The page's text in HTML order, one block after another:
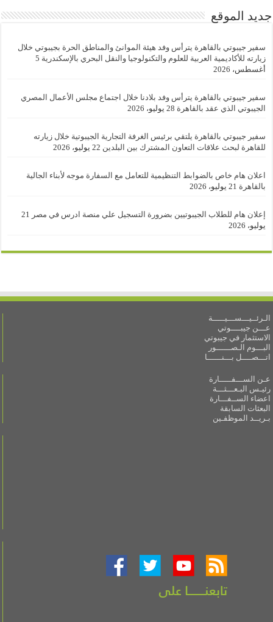
جديد الموقع
سفير جيبوتي بالقاهرة يترأس وفد هيئة الموانئ والمناطق الحرة بجيبوتي خلال
زيارته للأكاديمية العربية للعلوم والتكنولوجيا والنقل البحري بالإسكندرية 5
أغسطس، 2026
سفير جيبوتي بالقاهرة يترأس وفد بلادنا خلال اجتماع مجلس الأعمال المصري
الجيبوتي الذي عقد بالقاهرة 28 يوليو، 2026
سفير جيبوتي بالقاهرة يلتقي برئيس الغرفة التجارية الجيبوتية خلال زيارته
للقاهرة لبحث علاقات التعاون المشترك بين البلدين 22 يوليو، 2026
اعلان هام خاص بالضوابط التنظيمية للتعامل مع السفارة موجه لأبناء الجالية
بالقاهرة 21 يوليو، 2026
إعلان هام للطلاب الجيبوتيين بضرورة التسجيل علي منصة ادرس في مصر 21
يوليو، 2026
الـرئــيـــســـيـــــة
عـــن جيبــــوتي
الاستثمار في جيبوتي
البـــوم الـصــــــور
اتـــصــــل بـــنــــــا
عـن الســـفـــــارة
رئيـس البـعـــثـــة
اعضاء الســفـــارة
البعثات السابقة
بـريــد الموظفـين